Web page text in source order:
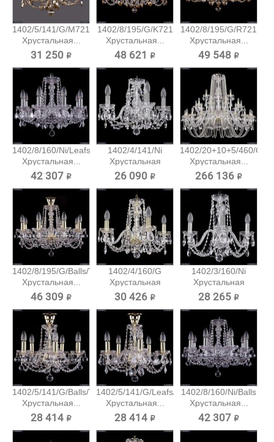
1402/5/141/G/M721
Хрустальная...
31 250 ₽
1402/8/195/G/K721
Хрустальная...
48 621 ₽
1402/8/195/G/R721
Хрустальная...
49 548 ₽
1402/8/160/Ni/Leafs
Хрустальная...
42 307 ₽
1402/4/141/Ni
Хрустальная
подвесная...
26 090 ₽
1402/20+10+5/460/G
Хрустальная...
266 136 ₽
1402/8/195/G/Balls/Tube
Хрустальная...
46 309 ₽
1402/4/160/G
Хрустальная
подвесная...
30 426 ₽
1402/3/160/Ni
Хрустальная
подвесная...
28 265 ₽
1402/5/141/G/Balls/Tube
Хрустальная...
28 414 ₽
1402/5/141/G/Leafs/Tube
Хрустальная...
28 414 ₽
1402/8/160/Ni/Balls
Хрустальная...
42 307 ₽